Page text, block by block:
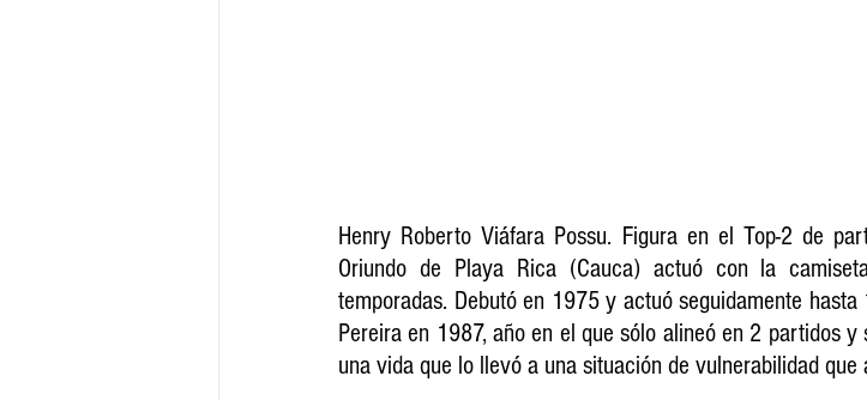
Henry Roberto Viáfara Possu. Figura en el Top-2 de
Oriundo de Playa Rica (Cauca) actuó con la
temporadas. Debutó en 1975 y actuó seguidamente
Pereira en 1987, año en el que sólo alineó en 2 partidos
una vida que lo llevó a una situación de vulnerabilidad que